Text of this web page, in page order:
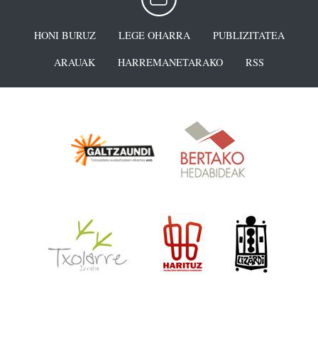
HONI BURUZ LEGE OHARRA
PUBLIZITATEA
ARAUAK
HARREMANETARAKO RSS